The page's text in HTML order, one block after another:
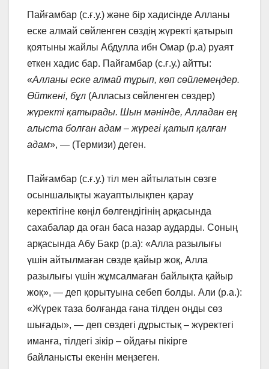
Пайғамбар (с.ғ.у.) және бір хадисінде Алланы
еске алмай сөйленген сөздің жүректі қатырып
қоятыны жайлы Абдулла ибн Омар (р.а) руаят
еткен хадис бар. Пайғамбар (с.ғ.у.) айтты:
«Алланы еске алмай тұрып, көп сөйлемеңдер.
Өйткені, бұл (Алласыз сөйленген сөздер)
жүректі қатырады. Шын мәнінде, Алладан ең
алыста болған адам – жүрегі қатып қалған
адам», — (Термизи) деген.
Пайғамбар (с.ғ.у.) тіл мен айтылатын сөзге
осыншалықты жауаптылықпен қарау
керектігіне көңіл бөлгендігінің арқасында
сахабалар да оған баса назар аударды. Соның
арқасында Абу Бакр (р.а): «Алла разылығы
үшін айтылмаған сөзде қайыр жоқ, Алла
разылығы үшін жұмсалмаған байлықта қайыр
жоқ», — деп қорытуына себеп болды. Али (р.а.):
«Жүрек таза болғанда ғана тілден оңды сөз
шығады», — деп сөздегі дұрыстық – жүректегі
иманға, тілдегі зікір – ойдағы пікірге
байланысты екенін меңзеген.